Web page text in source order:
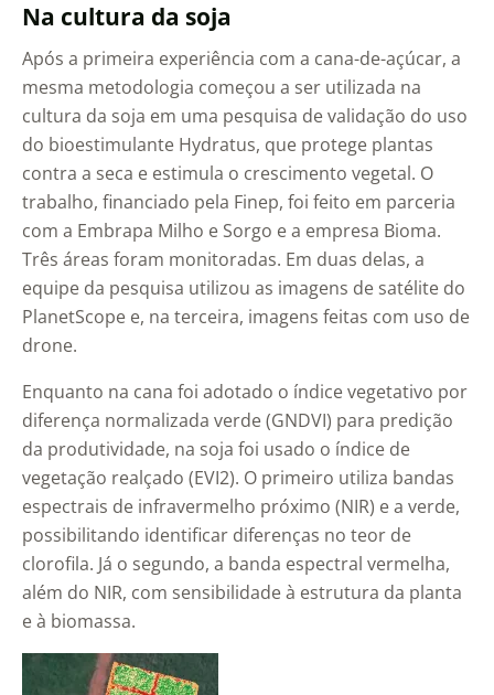
Na cultura da soja
Após a primeira experiência com a cana-de-açúcar, a
mesma metodologia começou a ser utilizada na
cultura da soja em uma pesquisa de validação do uso
do bioestimulante Hydratus, que protege plantas
contra a seca e estimula o crescimento vegetal. O
trabalho, financiado pela Finep, foi feito em parceria
com a Embrapa Milho e Sorgo e a empresa Bioma.
Três áreas foram monitoradas. Em duas delas, a
equipe da pesquisa utilizou as imagens de satélite do
PlanetScope e, na terceira, imagens feitas com uso de
drone.
Enquanto na cana foi adotado o índice vegetativo por
diferença normalizada verde (GNDVI) para predição
da produtividade, na soja foi usado o índice de
vegetação realçado (EVI2). O primeiro utiliza bandas
espectrais de infravermelho próximo (NIR) e a verde,
possibilitando identificar diferenças no teor de
clorofila. Já o segundo, a banda espectral vermelha,
além do NIR, com sensibilidade à estrutura da planta
e à biomassa.